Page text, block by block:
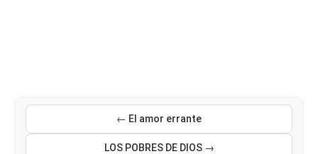
← El amor errante
LOS POBRES DE DIOS →